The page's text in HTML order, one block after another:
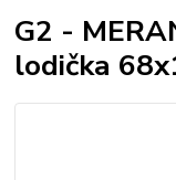
G2 -
lodička